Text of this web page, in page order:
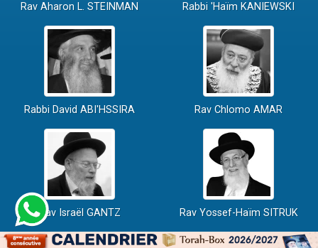
Rav Aharon L. STEINMAN Rabbi 'Haïm KANIEWSKI
Rabbi David ABI'HSSIRA Rav Chlomo AMAR
Rav Israël GANTZ Rav Yossef-Haïm SITRUK